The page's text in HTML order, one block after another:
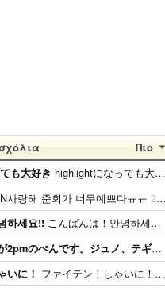
Πιο
も大好き highlightになっても大好き ファンになったのが、遅かったからいろんな情報が欲しいです。 highlightになっても好きな気持ちは変わりません。 メンバー全員が大好きですが、一番大好きなのはジュンヒョンです。 彼らのことたくさん知りたいです。
사랑해 준회가 너무예쁘다ㅠㅠ 2026.01.09
하세요!! こんばんは！안녕하세요!! こんばんは！ 日本BANAです( ˆoˆ )/ 性別、年齢、国籍関係なく BANAと仲良くしたいです！！ ちなみに、94lineゴンチャンぺんです！ コメント、メール待ってます( ˆoˆ )/안녕하세요!
韓国人の男ですが2pmのぺんです。ジュノ、テギョンぺんが特にぺんです。
いに！ ファイテン！しゃいに！ たくさん応援します！